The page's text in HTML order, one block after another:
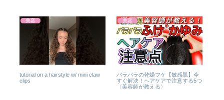
美容
tutorial on a hairstyle w/ mini claw
clips
美容
パラパラの乾燥フケ【敏感肌】今
すぐ解決！ヘアケアで注意する5つ
〈美容師が教える〉